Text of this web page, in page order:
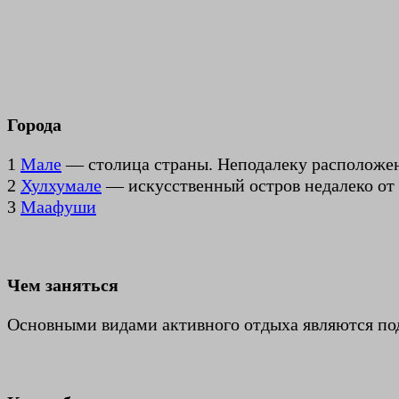
Города
1 Мале— столица страны. Неподалеку
2 Хулхумале— искусственный остров недалеко
3 Маафуши
Чем заняться
Основными видами активного отдыха являются